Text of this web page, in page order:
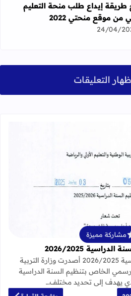
طريقة إيداع طلب منحة التعليم العالي من
إيداع طلب منحة التعليم
من موقع منحتي 2022
24/04/
التعليقات
قراءة المزيد عن مقرر تنظيم السنة الدراسية
مشاركة مميزة
2026/2025
مقرر تنظيم السنة الدراسية 2026/2025 أصدرت وزارة التربية
الخاص بتنظيم السنة الدراسية